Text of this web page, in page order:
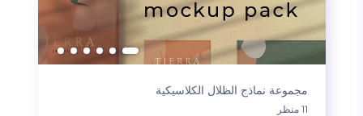
مجموعة نماذج الظلال الكلاسيكية
11 منظر